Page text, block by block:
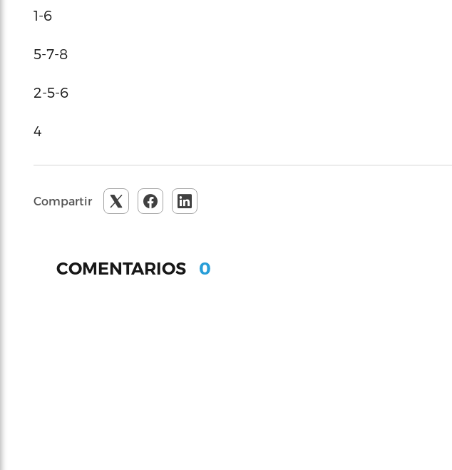
1-6
5-7-8
2-5-6
4
Compartir
COMENTARIOS 0